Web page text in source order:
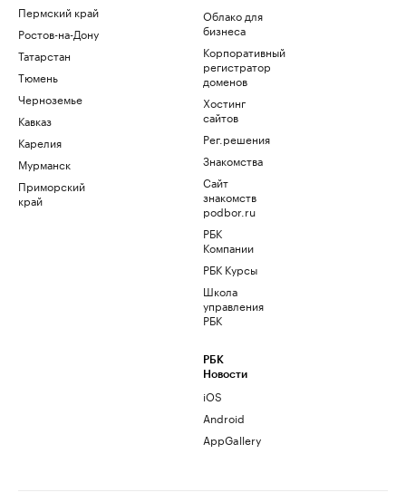
Пермский край
Ростов-на-Дону
Татарстан
Тюмень
Черноземье
Кавказ
Карелия
Мурманск
Приморский
край
Облако для
бизнеса
Корпоративный
регистратор
доменов
Хостинг
сайтов
Рег.решения
Знакомства
Сайт
знакомств
podbor.ru
РБК
Компании
РБК Курсы
Школа
управления
РБК
РБК
Новости
iOS
Android
AppGallery